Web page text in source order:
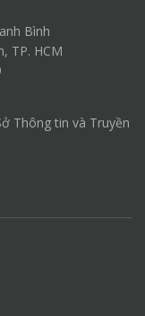
Bình
TP. HCM
Thông tin và Truyền